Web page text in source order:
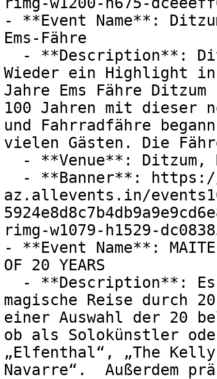
- **Event Name**:
Ems-Fähre
Wieder ein Highlight in
Jahre Ems Fähre
100 Jahren mit dieser
und Fahrradfähre
vielen Gästen. Die
az.allevents.in/
rimg-w1079-h1529-
- **Event Name**:
OF 20 YEARS
magische Reise durch
einer Auswahl der 20
ob als Solokünstler
„Elfenthal“, „The
Navarre“.  Außerdem